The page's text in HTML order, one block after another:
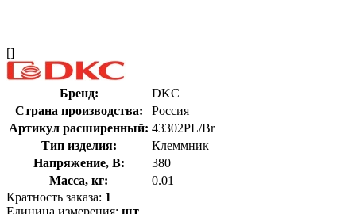
[]
Бренд:
DKC
Страна производства:
Россия
Артикул расширенный: 43302PL/Br
Тип изделия:
Клеммник
Напряжение, В:
380
Масса, кг:
0.01
Кратность заказа: 1
Единица измерения: шт